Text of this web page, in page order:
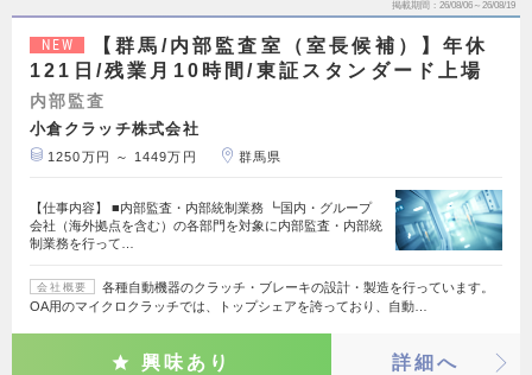
掲載期間 26/08/06～26/08/19
NEW
【群馬/内部監査室（室長候補）】年休
121日/残業月10時間/東証スタンダード上場
内部監査
小倉クラッチ株式会社
1250万円 ～ 1449万円 群馬県
【仕事内容】 ■内部監査・内部統制業務 ┗国内・グループ
会社（海外拠点を含む）の各部門を対象に内部監査・内部統
制業務を行って…
会社概要
各種自動機器のクラッチ・ブレーキの設計・製造を行っています。
OA用のマイクロクラッチでは、トップシェアを誇っており、自動…
興味あり 詳細へ